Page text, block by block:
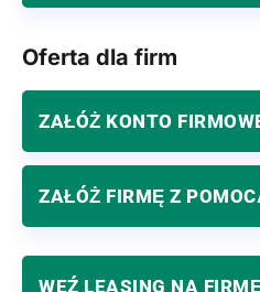
Oferta dla firm
ZAŁÓŻ KONTO
ZAŁÓŻ FIRMĘ Z
WEŹ LEASING NA